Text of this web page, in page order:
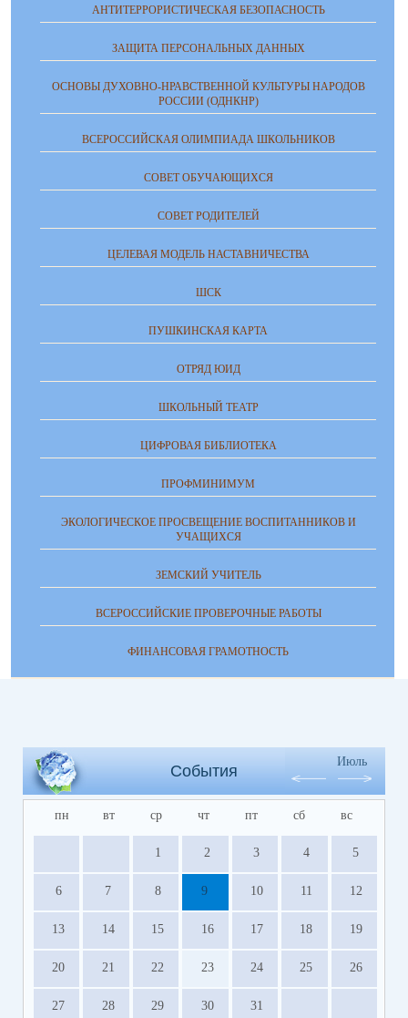
АНТИТЕРРОРИСТИЧЕСКАЯ БЕЗОПАСНОСТЬ
ЗАЩИТА ПЕРСОНАЛЬНЫХ ДАННЫХ
ОСНОВЫ ДУХОВНО-НРАВСТВЕННОЙ КУЛЬТУРЫ НАРОДОВ
РОССИИ (ОДНКНР)
ВСЕРОССИЙСКАЯ ОЛИМПИАДА ШКОЛЬНИКОВ
СОВЕТ ОБУЧАЮЩИХСЯ
СОВЕТ РОДИТЕЛЕЙ
ЦЕЛЕВАЯ МОДЕЛЬ НАСТАВНИЧЕСТВА
ШСК
ПУШКИНСКАЯ КАРТА
ОТРЯД ЮИД
ШКОЛЬНЫЙ ТЕАТР
ЦИФРОВАЯ БИБЛИОТЕКА
ПРОФМИНИМУМ
ЭКОЛОГИЧЕСКОЕ ПРОСВЕЩЕНИЕ ВОСПИТАННИКОВ И
УЧАЩИХСЯ
ЗЕМСКИЙ УЧИТЕЛЬ
ВСЕРОССИЙСКИЕ ПРОВЕРОЧНЫЕ РАБОТЫ
ФИНАНСОВАЯ ГРАМОТНОСТЬ
События
Июль
пн вт ср чт пт сб вс
1 2 3 4 5
6 7 8 9 10 11 12
13 14 15 16 17 18 19
20 21 22 23 24 25 26
27 28 29 30 31